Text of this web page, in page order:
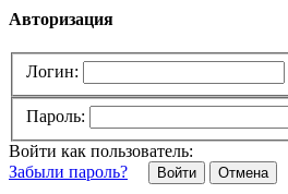
Авторизация
Логин:
Пароль:
Войти как пользователь:
Забыли пароль?
Отмена